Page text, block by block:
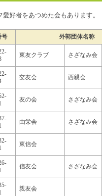
好者をあつめた会もあります。
号 外郭団体名称
東友クラブ さざなみ会
交友会 西親会
友の会 さざなみ会
由栄会 さざなみ会
東信会
信友会 さざなみ会
親友会